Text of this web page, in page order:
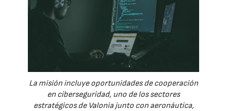
La misión incluye oportunidades de cooperación
en ciberseguridad, uno de los sectores
estratégicos de Valonia junto con aeronáutica,